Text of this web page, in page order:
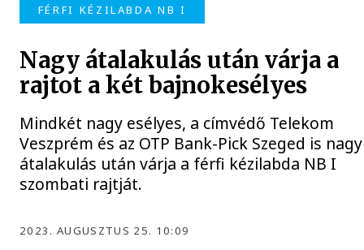
FÉRFI KÉZILABDA NB I
Nagy átalakulás után várja a
rajtot a két bajnokesélyes
Mindkét nagy esélyes, a címvédő Telekom
Veszprém és az OTP Bank-Pick Szeged is nagy
átalakulás után várja a férfi kézilabda NB I
szombati rajtját.
2023. AUGUSZTUS 25. 10:09